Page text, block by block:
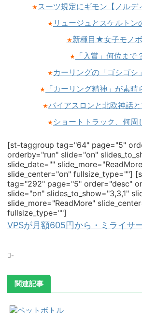
★ スーツ規定にギモン【ノルデ
★ リュージュとスケルトン
★新種目★女子モノ
★ 「入賞」何位まで
★ カーリングの「ゴシゴシ
★ 「カーリング精神」が素晴
★バイアスロンと北欧神話
★ ショートトラック、何周
[st-taggroup tag="64" page="5"
orderby="run" slide="on"
slide_date=""
slide_center="on" fullsize_type=""]
tag="292" page="5" order="desc"
slide="on" slides_to_show="3,3,1"
slide_more="ReadMore"
fullsize_type=""]
VPSが月額605円から・ミライサ
-
関連記事